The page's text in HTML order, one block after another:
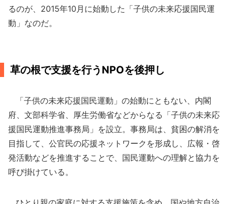
るのが、2015年10月に始動した「子供の未来応援国民運
動」なのだ。
草の根で支援を行うNPOを後押し
「子供の未来応援国民運動」の始動にともない、内閣
府、文部科学省、厚生労働省などからなる「子供の未来応
援国民運動推進事務局」を設立。事務局は、貧困の解消を
目指して、公官民の応援ネットワークを形成し、広報・啓
発活動などを推進することで、国民運動への理解と協力を
呼び掛けている。